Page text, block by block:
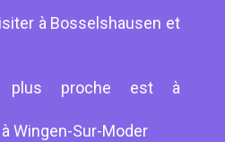
à Bosselshausen et
proche est à
Wingen-Sur-Moder